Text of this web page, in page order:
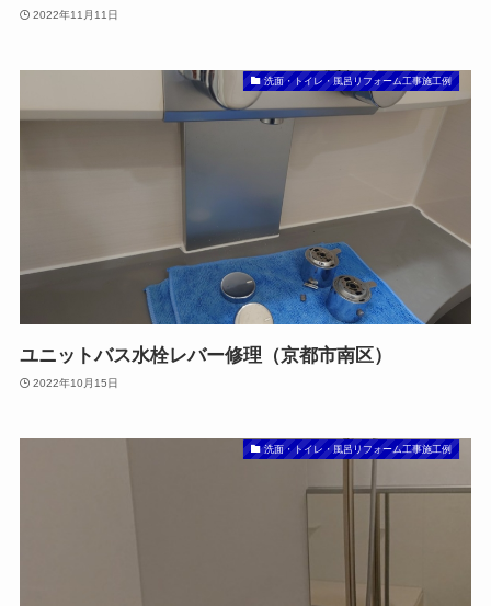
2022年11月11日
洗面・トイレ・風呂リフォーム工事施工例
ユニットバス水栓レバー修理（京都市南区）
2022年10月15日
洗面・トイレ・風呂リフォーム工事施工例